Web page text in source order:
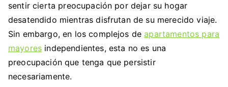
sentir cierta preocupación por dejar su hogar
desatendido mientras disfrutan de su merecido viaje.
Sin embargo, en los complejos deapartamentos para
mayores independientes, esta no es una
preocupación que tenga que persistir
necesariamente.